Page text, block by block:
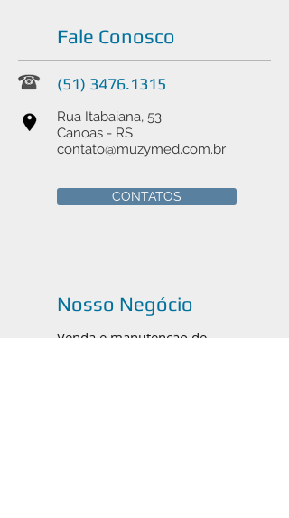
Fale Conosco
(51) 3476.1315
Rua Itabaiana, 53
Canoas - RS
contato@muzymed.com.br
Nosso Negócio
Venda e manutenção de
CONTATOS